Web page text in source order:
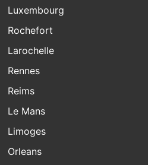
Luxembourg
Rochefort
Larochelle
Rennes
Reims
Le Mans
Limoges
Orleans